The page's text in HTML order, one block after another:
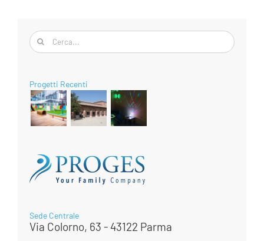
Cerca
per:
Progetti Recenti
Sede Centrale
Via Colorno, 63 - 43122 Parma